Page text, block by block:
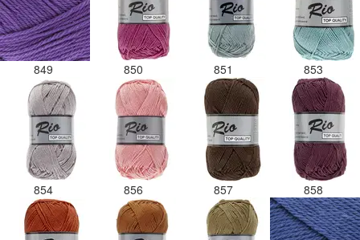
849 850 851 853
854 856 857 858